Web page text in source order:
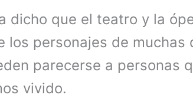
dicho que el teatro y la
los personajes de muchas
parecerse a personas
vivido.